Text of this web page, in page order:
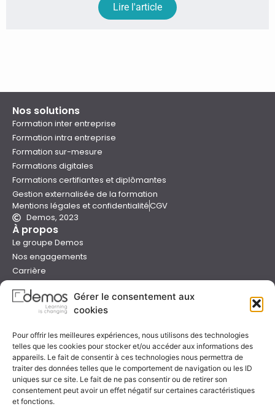
Gérer le consentement aux
cookies
Pour offrir les meilleures expériences, nous utilisons des technologies
telles que les cookies pour stocker et/ou accéder aux informations des
appareils. Le fait de consentir à ces technologies nous permettra de
traiter des données telles que le comportement de navigation ou les ID
uniques sur ce site. Le fait de ne pas consentir ou de retirer son
consentement peut avoir un effet négatif sur certaines caractéristiques
et fonctions.
Lire l'article
Nos solutions
Formation inter entreprise
Formation intra entreprise
Formation sur-mesure
Formations digitales
Formations certifiantes et diplômantes
Gestion externalisée de la formation
Mentions légales et confidentialitéCGV
Demos, 2023
À propos
Le groupe Demos
Nos engagements
Carrière
Presse
Catalogues
Aide
Nous contacter
Nous trouver
Préparer sa formation
Sessions garanties